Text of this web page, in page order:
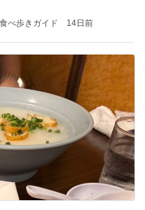
べ歩きガイド 14日前